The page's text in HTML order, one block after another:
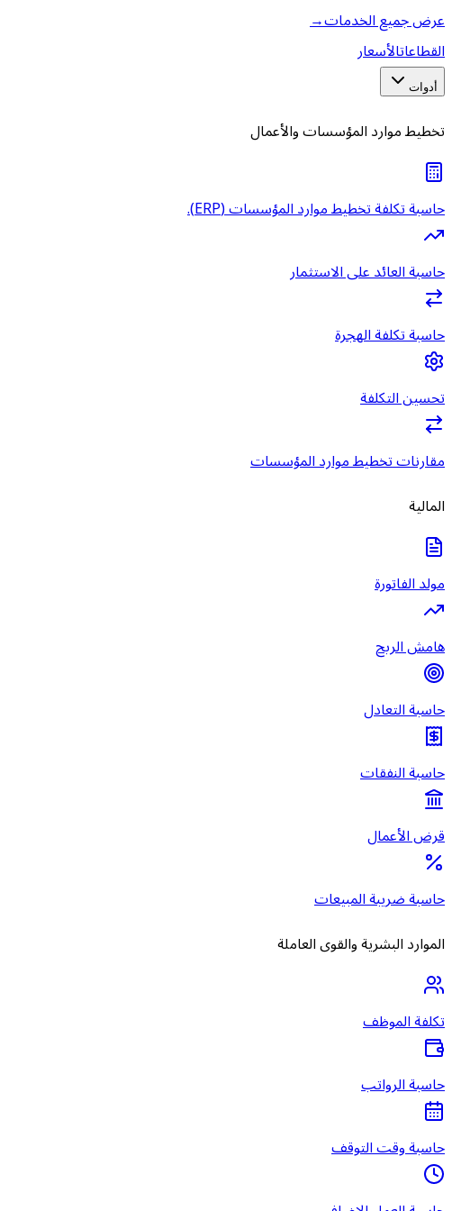
عرض جميع الخدمات→
القطاعاتالأسعار
أدوات
تخطيط موارد المؤسسات والأعمال
حاسبة تكلفة تخطيط موارد المؤسسات (ERP).
حاسبة العائد على الاستثمار
حاسبة تكلفة الهجرة
تحسين التكلفة
مقارنات تخطيط موارد المؤسسات
المالية
مولد الفاتورة
هامش الربح
حاسبة التعادل
حاسبة النفقات
قرض الأعمال
حاسبة ضريبة المبيعات
الموارد البشرية والقوى العاملة
تكلفة الموظف
حاسبة الرواتب
حاسبة وقت التوقف